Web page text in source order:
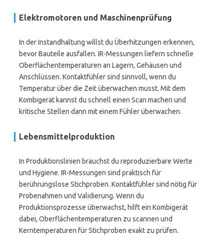
Elektromotoren und Maschinenprüfung
In der Instandhaltung willst du Überhitzungen erkennen,
bevor Bauteile ausfallen. IR-Messungen liefern schnelle
Oberflächentemperaturen an Lagern, Gehäusen und
Anschlüssen. Kontaktfühler sind sinnvoll, wenn du
Temperatur über die Zeit überwachen musst. Mit dem
Kombigerät kannst du schnell einen Scan machen und
kritische Stellen dann mit einem Fühler überwachen.
Lebensmittelproduktion
In Produktionslinien brauchst du reproduzierbare Werte
und Hygiene. IR-Messungen sind praktisch für
berührungslose Stichproben. Kontaktfühler sind nötig für
Probenahmen und Validierung. Wenn du
Produktionsprozesse überwachst, hilft ein Kombigerät
dabei, Oberflächentemperaturen zu scannen und
Kerntemperaturen für Stichproben exakt zu prüfen.